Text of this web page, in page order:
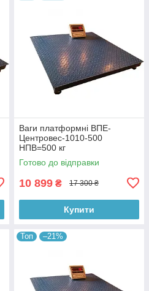
Ваги платформні ВПЕ-
Центровес-1010-500
НПВ=500 кг
Готово до відправки
10 899 ₴ 17 300 ₴
Купити
Топ –21%